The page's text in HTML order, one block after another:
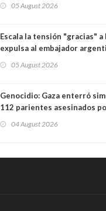
05 August 2026
Escala la tensión "gracias"
expulsa al embajador
trasandino
05 August 2026
Genocidio: Gaza enterró
112 parientes asesinados
muertos figuran 44 niños y
04 August 2026